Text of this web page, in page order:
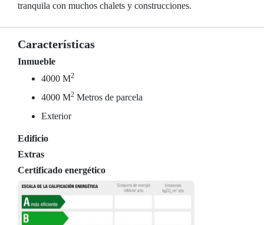
tranquila con muchos chalets y construcciones.
Características
Inmueble
4000 M2
4000 M2 Metros de parcela
Exterior
Edificio
Extras
Certificado energético